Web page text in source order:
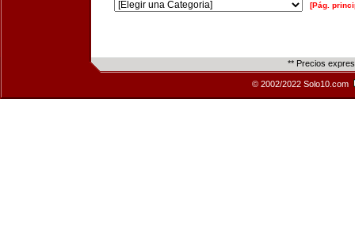
[Pág.
** Precios
© 2002/2022 Solo10.com